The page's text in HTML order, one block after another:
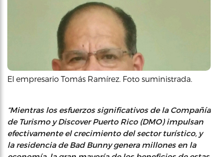
El empresario Tomás Ramírez. Foto suministrada.
“Mientras los esfuerzos significativos de la Compañía
de Turismo y Discover Puerto Rico (DMO) impulsan
efectivamente el crecimiento del sector turístico, y
la residencia de Bad Bunny genera millones en la